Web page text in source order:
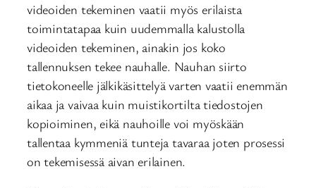
videoiden tekeminen vaatii myös erilaista
toimintatapaa kuin uudemmalla kalustolla
videoiden tekeminen, ainakin jos koko
tallennuksen tekee nauhalle. Nauhan siirto
tietokoneelle jälkikäsittelyä varten vaatii enemmän
aikaa ja vaivaa kuin muistikortilta tiedostojen
kopioiminen, eikä nauhoille voi myöskään
tallentaa kymmeniä tunteja tavaraa joten prosessi
on tekemisessä aivan erilainen.